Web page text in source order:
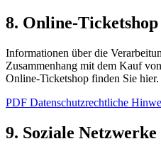
8. Online-Ticketshop
Informationen über die
Zusammenhang mit dem Kauf
Online-Ticketshop finden Sie hier.
PDF Datenschutzrechtliche
9. Soziale Netzwerke